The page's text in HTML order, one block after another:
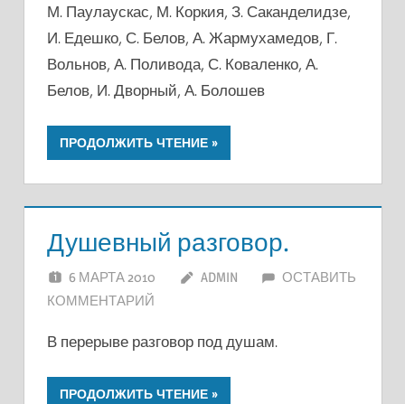
М. Паулаускас, М. Коркия, З. Саканделидзе,
И. Едешко, С. Белов, А. Жармухамедов, Г.
Вольнов, А. Поливода, С. Коваленко, А.
Белов, И. Дворный, А. Болошев
ПРОДОЛЖИТЬ ЧТЕНИЕ
Душевный разговор.
6 МАРТА 2010 ADMIN
ОСТАВИТЬ
КОММЕНТАРИЙ
В перерыве разговор под душам.
ПРОДОЛЖИТЬ ЧТЕНИЕ